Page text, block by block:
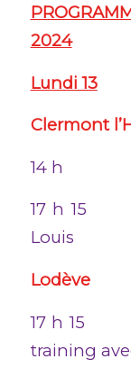
2024
Lundi 13
14 h
17 h 15
Louis
Lodève
17 h 15
training